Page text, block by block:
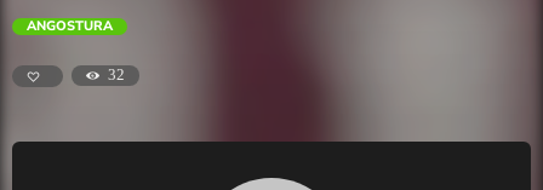
ANGOSTURA
32